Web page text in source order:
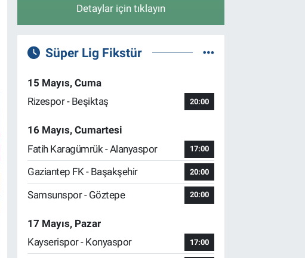
Detaylar için tıklayın
Süper Lig Fikstür
15 Mayıs, Cuma
Rizespor - Beşiktaş
20:00
16 Mayıs, Cumartesi
Fatih Karagümrük - Alanyaspor
17:00
Gaziantep FK - Başakşehir 20:00
Samsunspor - Göztepe 20:00
17 Mayıs, Pazar
Kayserispor - Konyaspor
17:00